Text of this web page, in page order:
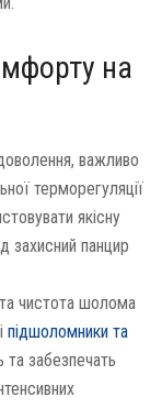
на
важливо
терморегуляції
якісну
захисний панцир
чистота шолома
підшоломники та
забезпечать